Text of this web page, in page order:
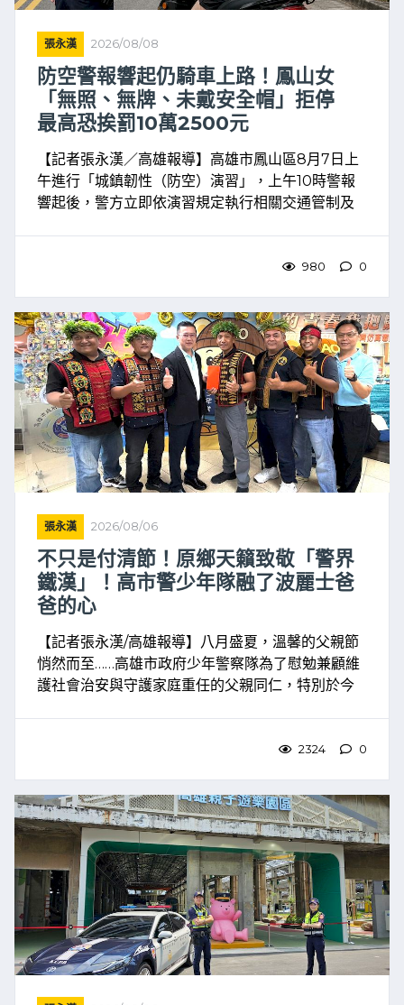
張永漢 2026/08/08
防空警報響起仍騎車上路！鳳山女
「無照、無牌、未戴安全帽」拒停
最高恐挨罰10萬2500元
【記者張永漢／高雄報導】高雄市鳳山區8月7日上
午進行「城鎮韌性（防空）演習」，上午10時警報
響起後，警方立即依演習規定執行相關交通管制及
980 0
張永漢 2026/08/06
不只是付清節！原鄉天籟致敬「警界
鐵漢」！高市警少年隊融了波麗士爸
爸的心
【記者張永漢/高雄報導】八月盛夏，溫馨的父親節
悄然而至……高雄市政府少年警察隊為了慰勉兼顧維
護社會治安與守護家庭重任的父親同仁，特別於今
2324 0